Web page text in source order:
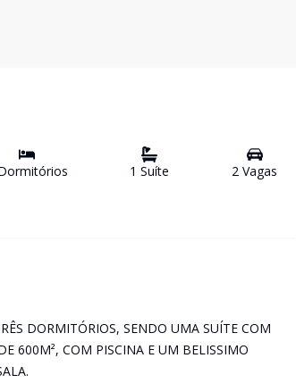
s 1 Suíte 2 Vagas
DORMITÓRIOS, SENDO UMA SUÍTE COM
600M², COM PISCINA E UM BELISSIMO